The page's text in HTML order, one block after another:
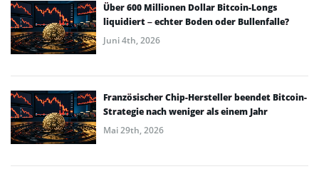
Über 600 Millionen Dollar Bitcoin-Longs
liquidiert – echter Boden oder Bullenfalle?
Juni 4th, 2026
Französischer Chip-Hersteller beendet Bitcoin-
Strategie nach weniger als einem Jahr
Mai 29th, 2026